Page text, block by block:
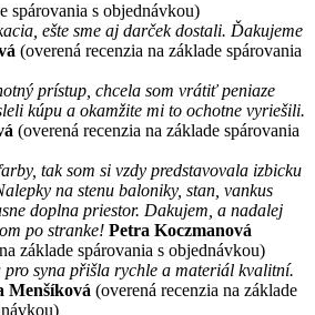
spárovania s objednávkou)
ešte sme aj darček dostali. Ďakujeme
(overená recenzia na základe spárovania
prístup, chcela som vrátiť peniaze
kúpu a okamžite mi to ochotne vyriešili.
(overená recenzia na základe spárovania
tak som si vzdy predstavovala izbicku
na stenu baloniky, stan, vankus
doplna priestor. Dakujem, a nadalej
po stranke! Petra Koczmanová
základe spárovania s objednávkou)
pro syna přišla rychle a materiál kvalitní.
Menšíková (overená recenzia na základe